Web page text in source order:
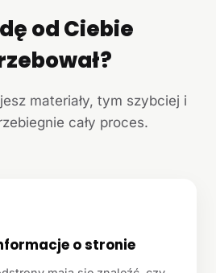
od Ciebie
materiały, tym szybciej i
cały proces.
o stronie